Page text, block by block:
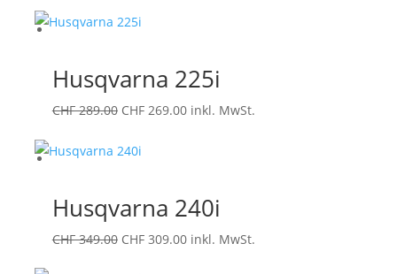
war:
Husqvarna 225i
CHF289.00 Ursprünglicher
war:
CHF269.00Aktueller
inkl. MwSt.
Husqvarna 240i​
CHF349.00 Ursprünglicher
CHF309.00Aktueller
inkl. MwSt.